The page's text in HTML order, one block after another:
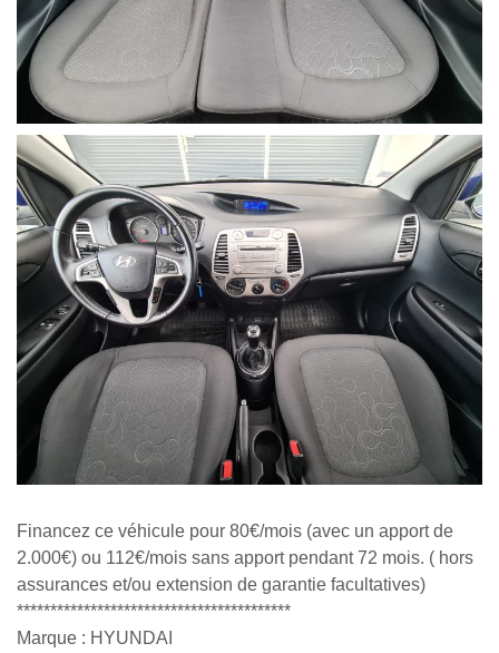
Financez ce véhicule pour 80€/mois (avec un apport de
2.000€) ou 112€/mois sans apport pendant 72 mois. ( hors
assurances et/ou extension de garantie facultatives)
*****************************************
Marque : HYUNDAI